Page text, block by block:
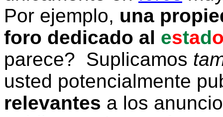
Por ejemplo, una
foro dedicado al estad
parece? Suplicamos
usted potencialmente
relevantes a los